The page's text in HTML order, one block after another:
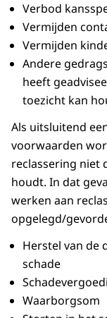
Verbod
Vermijden
Vermijden
Andere
heeft
toezicht kan
Als uitsluitend
voorwaarden
reclassering niet
houdt. In dat
werken aan
opgelegd/
Herstel van de
schade
Waarborgsom